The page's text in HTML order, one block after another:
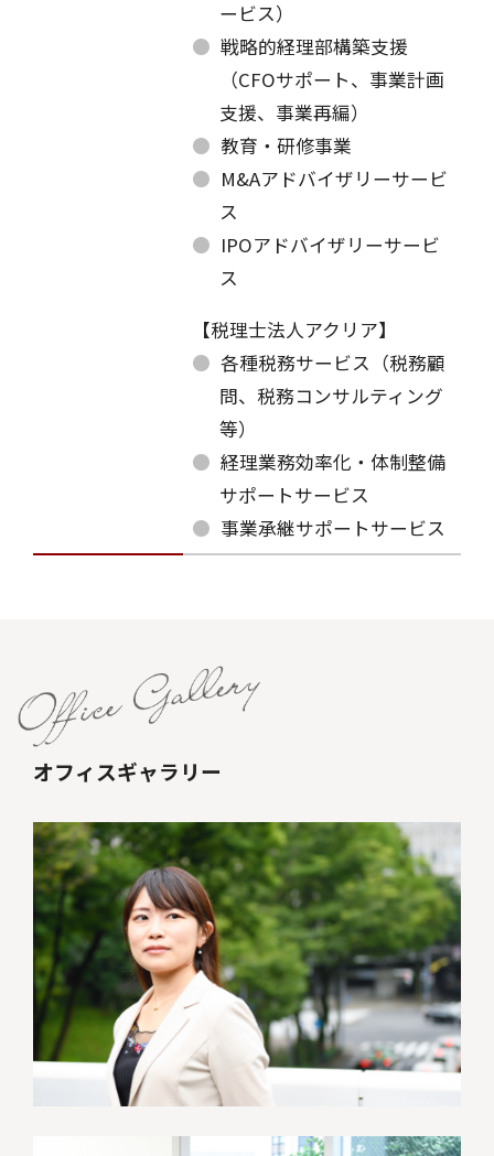
ービス）
戦略的経理部構築支援
（CFOサポート、事業計画
支援、事業再編）
教育・研修事業
M&Aアドバイザリーサービ
ス
IPOアドバイザリーサービ
ス
【税理士法人アクリア】
各種税務サービス（税務顧
問、税務コンサルティング
等）
経理業務効率化・体制整備
サポートサービス
事業承継サポートサービス
オフィスギャラリー